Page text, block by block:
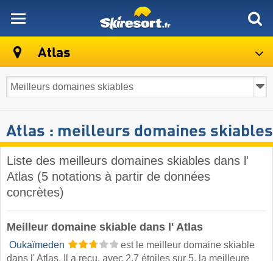
Atlas
Atlas : meilleurs domaines skiables
Liste des meilleurs domaines skiables dans l'
Atlas (5 notations à partir de données
concrètes)
Meilleur domaine skiable dans l' Atlas
Oukaïmeden
est le meilleur domaine skiable
dans l' Atlas. Il a reçu, avec 2,7 étoiles sur 5, la meilleure